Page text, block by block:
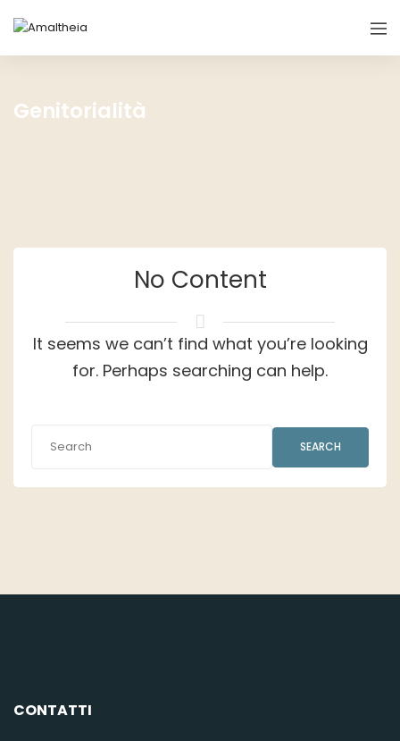
Genitorialità
No Content
It seems we can’t find what you’re looking
for. Perhaps searching can help.
SEARCH
CONTATTI